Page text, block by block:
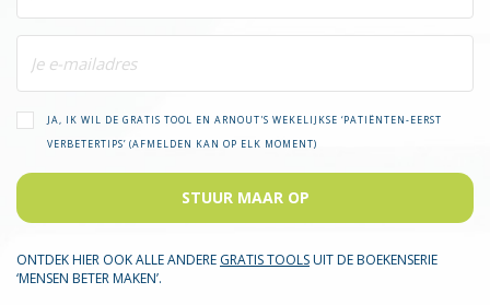
JA, IK WIL DE GRATIS TOOL EN ARNOUT'S WEKELIJKSE ‘PATIËNTEN-EERST
VERBETERTIPS’ (AFMELDEN KAN OP ELK MOMENT)
STUUR MAAR OP
ONTDEK HIER OOK ALLE ANDERE GRATIS TOOLSUIT DE BOEKENSERIE
‘MENSEN BETER MAKEN’.